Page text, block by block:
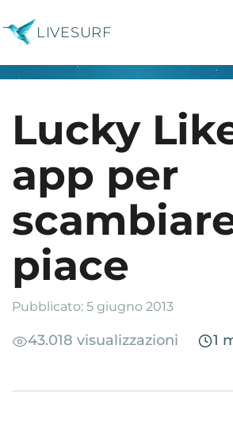
LIVESURF
Lucky
app per
piace
Pubblicato: 5 giugno 2013
43.018 visualizzazioni 1